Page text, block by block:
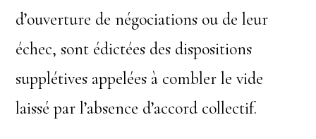
d’ouverture de négociations ou de leur
échec, sont édictées des dispositions
supplétives appelées à combler le vide
laissé par l’absence d’accord collectif.